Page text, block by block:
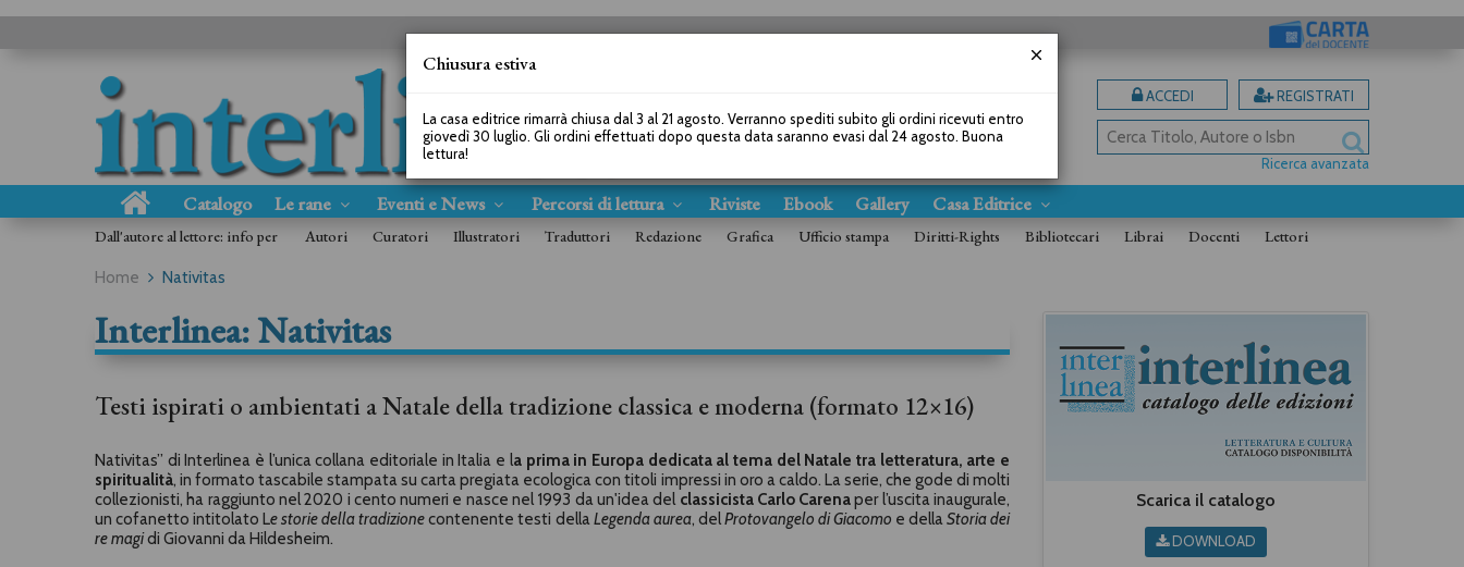
ACCEDI REGISTRATI
Ricerca avanzata
Catalogo Le rane Eventi e News Percorsi di lettura Riviste Ebook Gallery Casa Editrice
Dall'autore al lettore: info per Autori Curatori Illustratori Traduttori Redazione Grafica Ufficio stampa Diritti-Rights Bibliotecari Librai Docenti Lettori
Home Nativitas
Interlinea: Nativitas
Testi ispirati o ambientati a Natale della tradizione classica e moderna (formato 12×16)
Nativitas” di Interlinea è l’unica collana editoriale in Italia e la prima in Europa dedicata al tema del Natale tra letteratura, arte e
spiritualità, in formato tascabile stampata su carta pregiata ecologica con titoli impressi in oro a caldo. La serie, che gode di molti
collezionisti, ha raggiunto nel 2020 i cento numeri e nasce nel 1993 da un'idea del classicista Carlo Carenaper l’uscita inaugurale,
un cofanetto intitolato Le storie della tradizionecontenente testi dellaLegenda aurea, delProtovangelo di Giacomo e dellaStoria dei
re magidi Giovanni da Hildesheim.
Scarica il catalogo
DOWNLOAD
Chiusura estiva
La casa editrice rimarrà chiusa dal 3 al 21 agosto. Verranno spediti subito gli ordini ricevuti entro
giovedì 30 luglio. Gli ordini effettuati dopo questa data saranno evasi dal 24 agosto. Buona
lettura!